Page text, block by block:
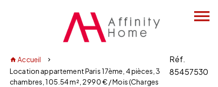
Accueil
Location appartement Paris 17ème, 4 pièces, 3
chambres, 105.54 m², 2 990 € / Mois (Charges
Réf.
85457530